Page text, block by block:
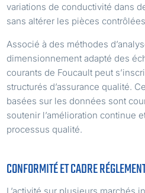
variations de conductivité dans
sans altérer les pièces
Associé à des méthodes
dimensionnement adapté des
courants de Foucault peut
structurés d’assurance qualité.
basées sur les données sont
soutenir l’amélioration continue
processus qualité.
CONFORMITÉ ET CADRE
L’activité sur plusieurs marchés